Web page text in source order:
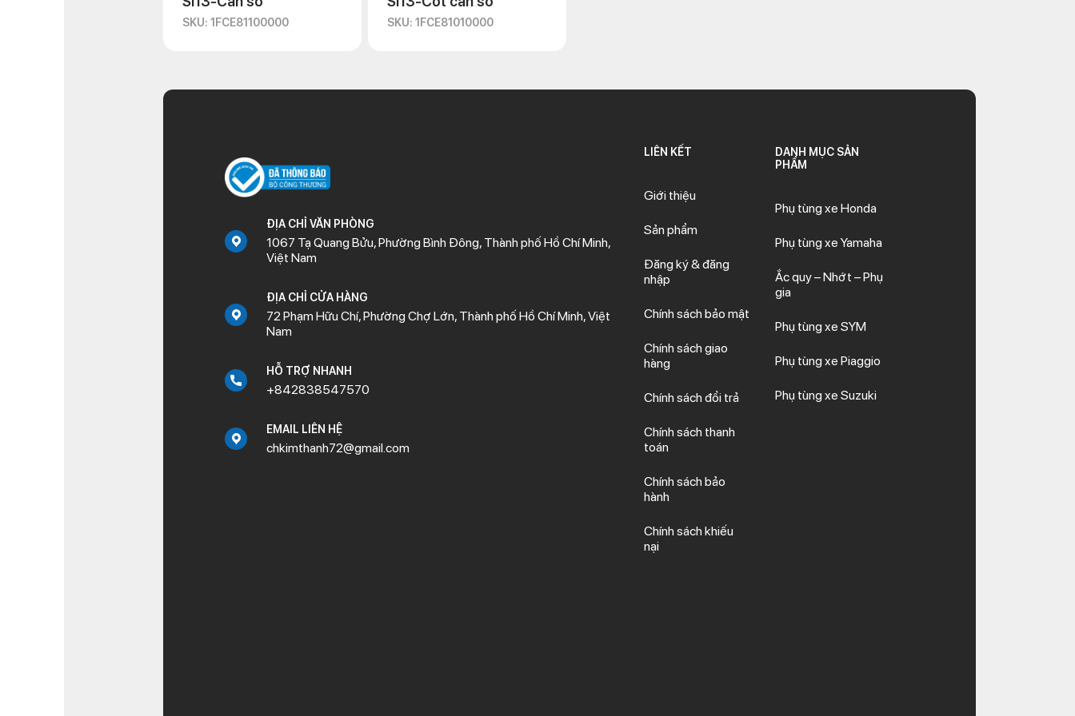
SKU: 1FCE81100000 SKU: 1FCE81010000
ĐỊA CHỈ VĂN PHÒNG
1067 Tạ Quang Bửu, Phường Bình Đông, Thành phố Hồ Chí Minh,
Việt Nam
ĐỊA CHỈ CỬA HÀNG
72 Phạm Hữu Chí, Phường Chợ Lớn, Thành phố Hồ Chí Minh, Việt
Nam
HỖ TRỢ NHANH
+842838547570
EMAIL LIÊN HỆ
chkimthanh72@gmail.com
LIÊN KẾT
Giới thiệu
Sản phẩm
Đăng ký & đăng
nhập
Chính sách bảo mật
Chính sách giao
hàng
Chính sách đổi trả
Chính sách thanh
toán
Chính sách bảo
hành
Chính sách khiếu
nại
DANH MỤC SẢN
PHẨM
Phụ tùng xe Honda
Phụ tùng xe Yamaha
Ắc quy – Nhớt – Phụ
gia
Phụ tùng xe SYM
Phụ tùng xe Piaggio
Phụ tùng xe Suzuki